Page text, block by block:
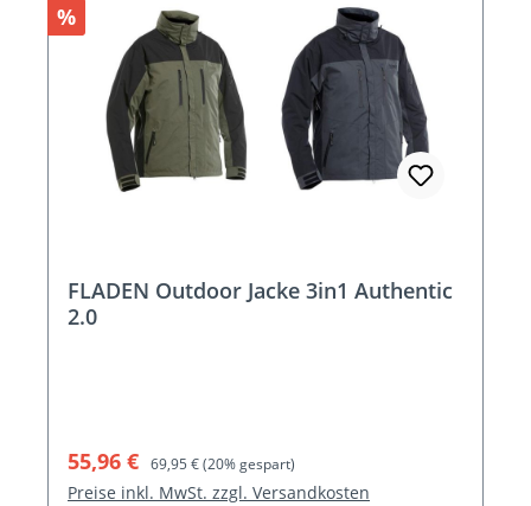
Rabatt
%
FLADEN Outdoor Jacke 3in1 Authentic
2.0
Verkaufspreis:
55,96 € Regulärer Preis:
69,95 €(20% gespart)
Preise inkl. MwSt. zzgl. Versandkosten